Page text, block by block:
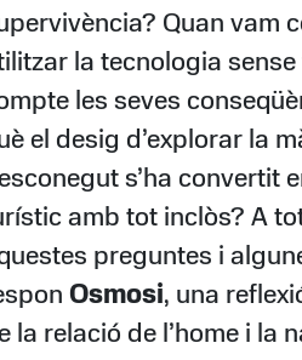
Quan vam
la tecnologia sense
les seves
el desig d’explorar la
s’ha convertit
amb tot inclòs? A
preguntes i
Osmosi, una
la relació de l’home i la